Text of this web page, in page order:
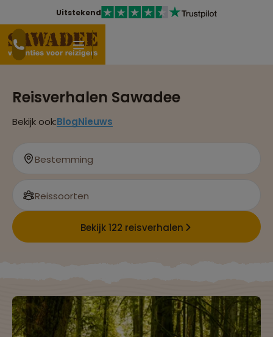
Uitstekend
Reisverhalen Sawadee
Bekijk ook:BlogNieuws
Bestemming
Reissoorten
Bekijk 122 reisverhalen